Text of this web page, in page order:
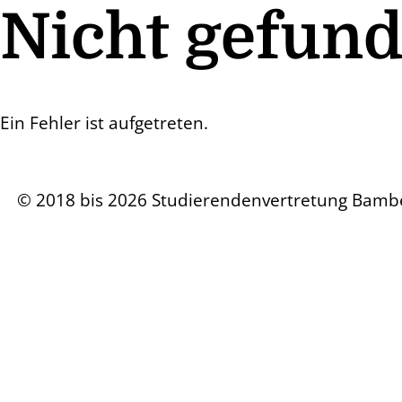
Nicht
Ein Fehler ist aufgetreten.
© 2018 bis 2026 Studierendenvertretung